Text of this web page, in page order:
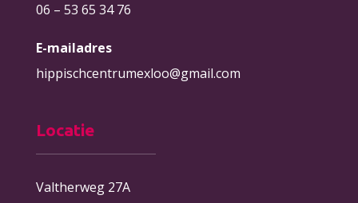
06 – 53 65 34 76
E-mailadres
hippischcentrumexloo@gmail.com
Locatie
Valtherweg 27A